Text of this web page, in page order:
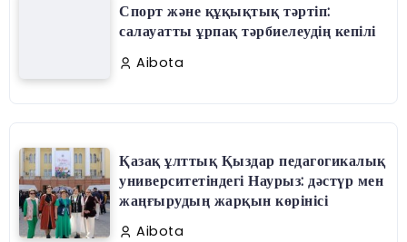
Спорт және құқықтық тәртіп:
салауатты ұрпақ тәрбиелеудің кепілі
Aibota
Қазақ ұлттық Қыздар педагогикалық
университетіндегі Наурыз: дәстүр мен
жаңғырудың жарқын көрінісі
Aibota